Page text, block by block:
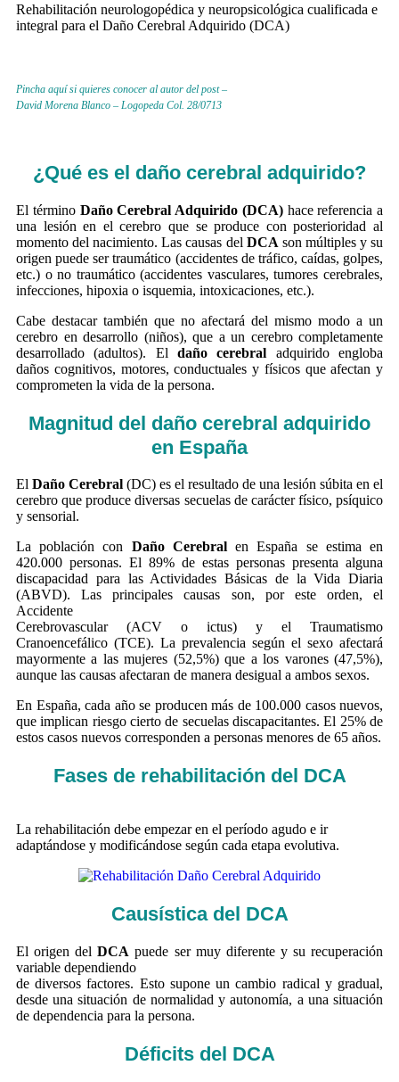
Rehabilitación neurologopédica y neuropsicológica cualificada e
integral para el Daño Cerebral Adquirido (DCA)
Pincha aquí si quieres conocer al autor del post –
David Morena Blanco – Logopeda Col. 28/0713
¿Qué es el daño cerebral adquirido?
El término Daño Cerebral Adquirido (DCA)hace referencia a
una lesión en el cerebro que se produce con posterioridad al
momento del nacimiento. Las causas del DCA son múltiples y su
origen puede ser traumático (accidentes de tráfico, caídas, golpes,
etc.) o no traumático (accidentes vasculares, tumores cerebrales,
infecciones, hipoxia o isquemia, intoxicaciones, etc.).
Cabe destacar también que no afectará del mismo modo a un
cerebro en desarrollo (niños), que a un cerebro completamente
desarrollado (adultos). El daño cerebral adquirido engloba
daños cognitivos, motores, conductuales y físicos que afectan y
comprometen la vida de la persona.
Magnitud del daño cerebral adquirido
en España
El Daño Cerebral (DC) es el resultado de una lesión súbita en el
cerebro que produce diversas secuelas de carácter físico, psíquico
y sensorial.
La población con Daño Cerebralen España se estima en
420.000 personas. El 89% de estas personas presenta alguna
discapacidad para las Actividades Básicas de la Vida Diaria
(ABVD). Las principales causas son, por este orden, el
Accidente
Cerebrovascular (ACV o ictus) y el Traumatismo
Cranoencefálico (TCE). La prevalencia según el sexo afectará
mayormente a las mujeres (52,5%) que a los varones (47,5%),
aunque las causas afectaran de manera desigual a ambos sexos.
En España, cada año se producen más de 100.000 casos nuevos,
que implican riesgo cierto de secuelas discapacitantes. El 25% de
estos casos nuevos corresponden a personas menores de 65 años.
Fases de rehabilitación del DCA
La rehabilitación debe empezar en el período agudo e ir
adaptándose y modificándose según cada etapa evolutiva.
Causística del DCA
El origen delDCA puede ser muy diferente y su recuperación
variable dependiendo
de diversos factores. Esto supone un cambio radical y gradual,
desde una situación de normalidad y autonomía, a una situación
de dependencia para la persona.
Déficits del DCA